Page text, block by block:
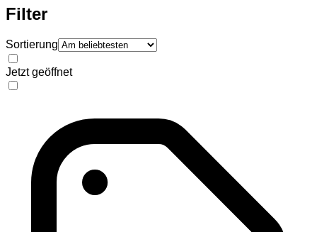
Filter
Sortierung
Jetzt geöffnet